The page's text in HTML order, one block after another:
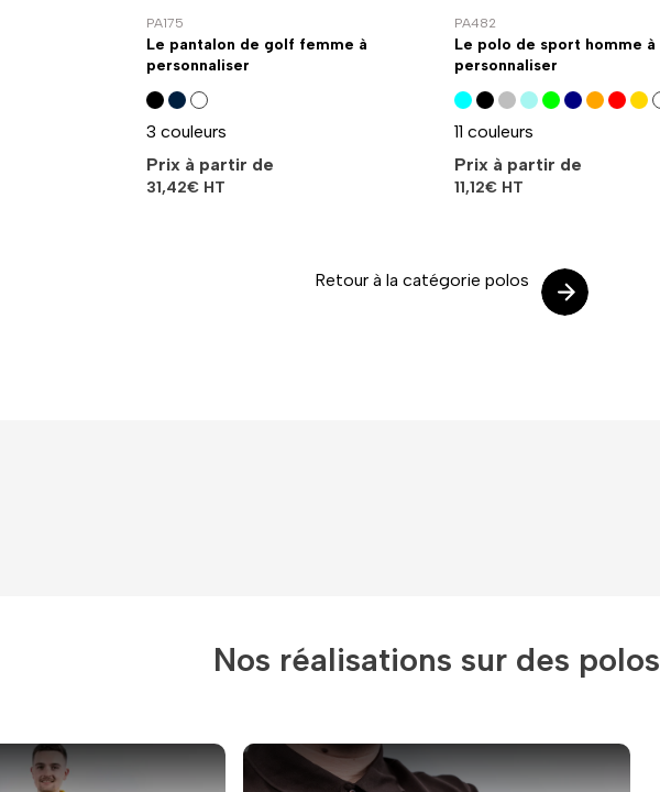
PA175
Le pantalon de golf femme à
personnaliser
3 couleurs
Prix à partir de
31,42€ HT
PA482
Le polo de sport homme à
personnaliser
11 couleurs
Prix à partir de
11,12€ HT
Retour à la catégorie polos
Nos réalisations sur des polos